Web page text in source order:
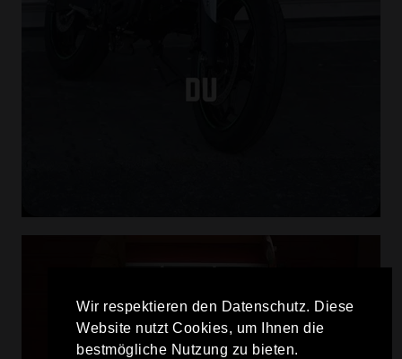
Wir respektieren den Datenschutz. Diese
Website nutzt Cookies, um Ihnen die
bestmögliche Nutzung zu bieten.